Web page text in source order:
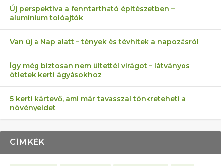
AZ ÖNELLÁTÁS 13 PONTJA
KEZDŐKNEK
6 LEGJOBB NÖVÉNY SZOMSZÉD
ELLEN
MÁRPEDIG A TŰZIJÁTÉK NEM MENŐ!
FÉLREÉRTETT KERTÉSZKEDÉS:
TÉRKŐ ÉS MURVA
AKI ELDOBÁLJA A CIGICSIKKEKET,
AZ EGY KÖ…
Új perspektíva a fenntartható építészetben –
alumínium tolóajtók
Van új a Nap alatt – tények és tévhitek a napozásról
Így még biztosan nem ültettél virágot – látványos
ötletek kerti ágyásokhoz
5 kerti kártevő, ami már tavasszal tönkreteheti a
növényeidet
CÍMKÉK